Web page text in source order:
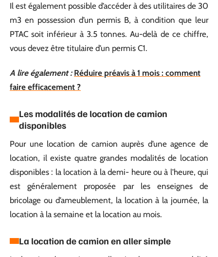
Il est également possible d’accéder à des utilitaires de 30
m3 en possession d’un permis B, à condition que leur
PTAC soit inférieur à 3.5 tonnes. Au-delà de ce chiffre,
vous devez être titulaire d’un permis C1.
A lire également : Réduire préavis à 1 mois : comment
faire efficacement ?
Les modalités de location de camion
disponibles
Pour une location de camion auprès d’une agence de
location, il existe quatre grandes modalités de location
disponibles : la location à la demi- heure ou à l’heure, qui
est généralement proposée par les enseignes de
bricolage ou d’ameublement, la location à la journée, la
location à la semaine et la location au mois.
La location de camion en aller simple